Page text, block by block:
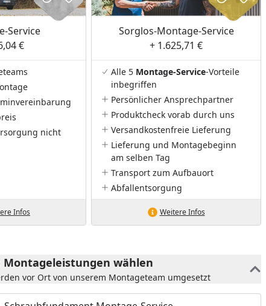
Service
€
nicht
Infos
Sorglos-Montage-Service
+ 1.625,71 €
Alle 5 Montage-Service-Vorteile
inbegriffen
Persönlicher Ansprechpartner
Produktcheck vorab durch uns
Versandkostenfreie Lieferung
Lieferung und Montagebeginn
am selben Tag
Transport zum Aufbauort
Abfallentsorgung
Weitere Infos
Montageleistungen wählen
vor Ort von unserem Montageteam umgesetzt